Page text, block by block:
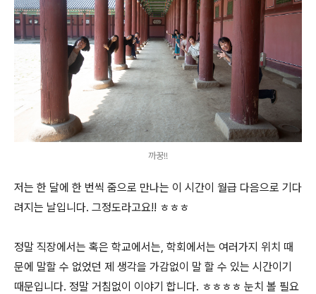
까꿍!!
저는 한 달에 한 번씩 줌으로 만나는 이 시간이 월급 다음으로 기다
려지는 날입니다. 그정도라고요!! ㅎㅎㅎ
정말 직장에서는 혹은 학교에서는, 학회에서는 여러가지 위치 때
문에 말할 수 없었던 제 생각을 가감없이 말 할 수 있는 시간이기
때문입니다. 정말 거침없이 이야기 합니다. ㅎㅎㅎㅎ 눈치 볼 필요